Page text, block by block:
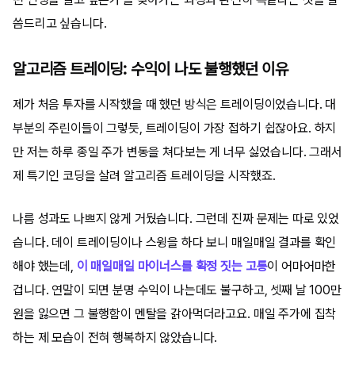
씀드리고 싶습니다.
알고리즘 트레이딩: 수익이 나도 불행했던 이유
제가 처음 투자를 시작했을 때 했던 방식은 트레이딩이었습니다. 대
부분의 주린이들이 그렇듯, 트레이딩이 가장 접하기 쉽잖아요. 하지
만 저는 하루 종일 주가 변동을 쳐다보는 게 너무 싫었습니다. 그래서
제 특기인 코딩을 살려 알고리즘 트레이딩을 시작했죠.
나름 성과도 나쁘지 않게 거뒀습니다. 그런데 진짜 문제는 따로 있었
습니다. 데이 트레이딩이나 스윙을 하다 보니 매일매일 결과를 확인
해야 했는데, 이 매일매일 마이너스를 확정 짓는 고통이 어마어마한
겁니다. 연말이 되면 분명 수익이 나는데도 불구하고, 셋째 날 100만
원을 잃으면 그 불행함이 멘탈을 갉아먹더라고요. 매일 주가에 집착
하는 제 모습이 전혀 행복하지 않았습니다.